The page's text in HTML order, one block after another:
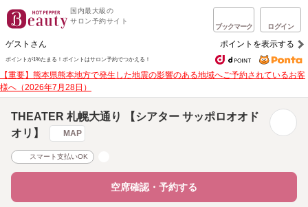
国内最大級の
サロン予約サイト
ブックマーク ログイン
ゲストさん ポイントを表示する
ポイントが1%たまる！ ポイントはサロン予約でつかえる！
【重要】熊本県熊本地方で発生した地震の影響のある地域へご予約されているお客
様へ（2026年7月28日）
THEATER 札幌大通り 【シアター サッポロオオド
オリ】
MAP
スマート支払いOK
空席確認・予約する